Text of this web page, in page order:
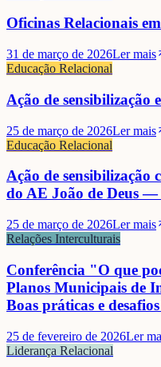
Oficinas Relacionais
31 de março de 2026Ler mais
Educação Relacional
Ação de sensibilização
25 de março de 2026Ler mais
Educação Relacional
Ação de sensibilização
do AE João de Deus
25 de março de 2026Ler mais
Relações Interculturais
Conferência "O que
Planos Municipais de
Boas práticas e
25 de fevereiro de 2026Ler
Liderança Relacional